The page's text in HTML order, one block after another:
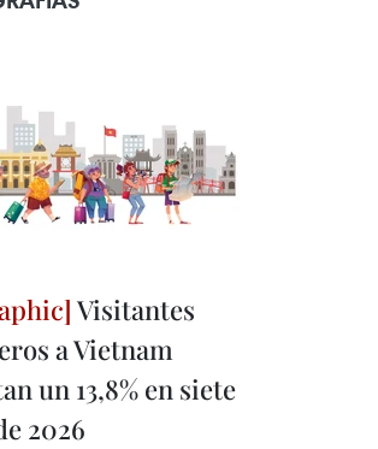
Visitantes
a Vietnam
un 13,8% en siete
2026